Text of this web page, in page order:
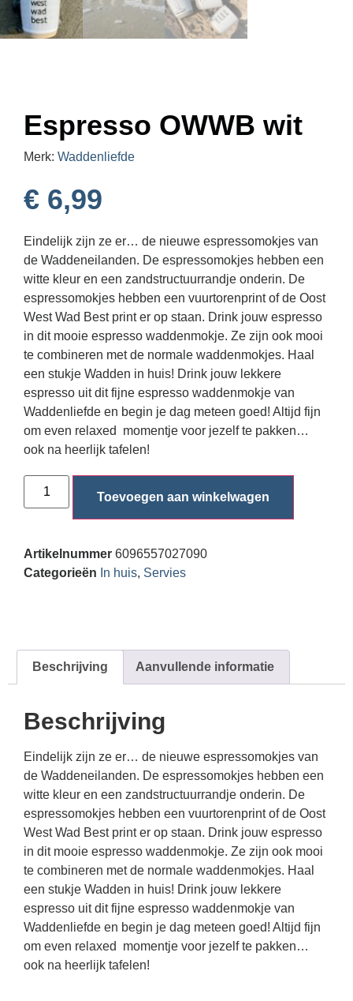
Espresso OWWB wit
Merk: Waddenliefde
€ 6,99
Eindelijk zijn ze er… de nieuwe espressomokjes van
de Waddeneilanden. De espressomokjes hebben een
witte kleur en een zandstructuurrandje onderin. De
espressomokjes hebben een vuurtorenprint of de Oost
West Wad Best print er op staan. Drink jouw espresso
in dit mooie espresso waddenmokje. Ze zijn ook mooi
te combineren met de normale waddenmokjes. Haal
een stukje Wadden in huis! Drink jouw lekkere
espresso uit dit fijne espresso waddenmokje van
Waddenliefde en begin je dag meteen goed! Altijd fijn
om even relaxed momentje voor jezelf te pakken…
ook na heerlijk tafelen!
Toevoegen aan winkelwagen
Artikelnummer 6096557027090
Categorieën In huis, Servies
Beschrijving Aanvullende informatie
Beschrijving
Eindelijk zijn ze er… de nieuwe espressomokjes van
de Waddeneilanden. De espressomokjes hebben een
witte kleur en een zandstructuurrandje onderin. De
espressomokjes hebben een vuurtorenprint of de Oost
West Wad Best print er op staan. Drink jouw espresso
in dit mooie espresso waddenmokje. Ze zijn ook mooi
te combineren met de normale waddenmokjes. Haal
een stukje Wadden in huis! Drink jouw lekkere
espresso uit dit fijne espresso waddenmokje van
Waddenliefde en begin je dag meteen goed! Altijd fijn
om even relaxed momentje voor jezelf te pakken…
ook na heerlijk tafelen!